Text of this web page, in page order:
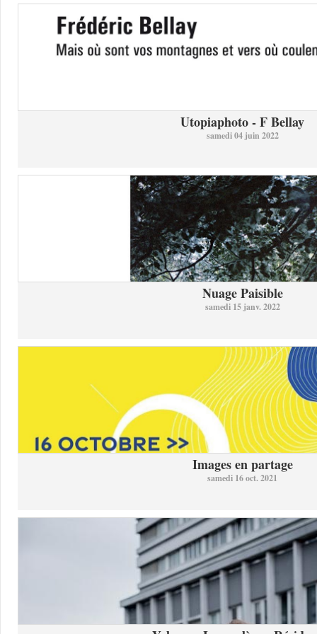
Utopiaphoto - F Bellay
samedi 04 juin 2022
Nuage Paisible
samedi 15 janv. 2022
Images en partage
samedi 16 oct. 2021